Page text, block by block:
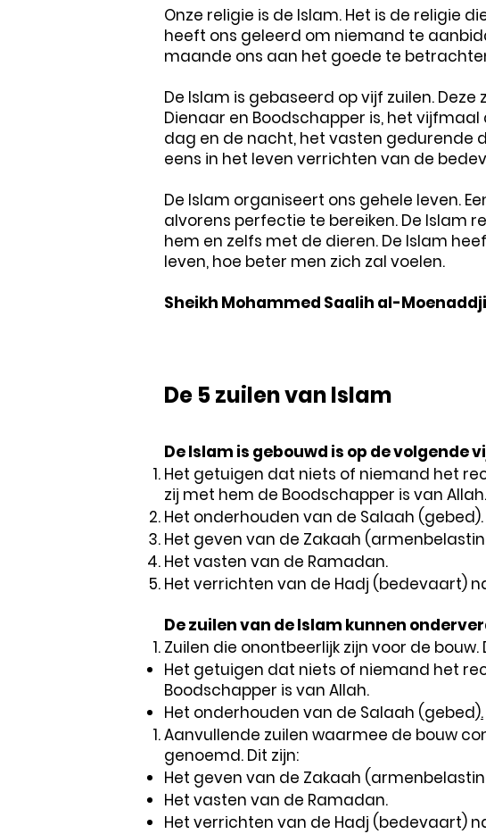
Onze religie is de Islam. Het is de religie
heeft ons geleerd om niemand te
maande ons aan het goede te
De Islam is gebaseerd op vijf zuilen.
Dienaar en Boodschapper is, het
dag en de nacht, het vasten gedurende
eens in het leven verrichten van de
De Islam organiseert ons gehele leven.
alvorens perfectie te bereiken. De Islam
hem en zelfs met de dieren. De Islam
leven, hoe beter men zich zal voelen.
Sheikh Mohammed Saalih al-
De 5 zuilen van Islam
De Islam is gebouwd is op de volgende
Het getuigen dat niets of niemand het
zij met hem de Boodschapper is van Allah.
Het onderhouden van de Salaah (gebed).
Het geven van de Zakaah
Het vasten van de Ramadan.
Het verrichten van de Hadj (bedevaart)
De zuilen van de Islam kunnen
Zuilen die onontbeerlijk zijn voor de
Het getuigen dat niets of niemand het
Boodschapper is van Allah.
Het onderhouden van de Salaah (gebed).
Aanvullende zuilen waarmee de bouw
genoemd. Dit zijn:
Het geven van de Zakaah
Het vasten van de Ramadan.
Het verrichten van de Hadj (bedevaart)